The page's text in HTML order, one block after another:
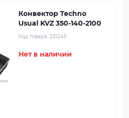
Конвектор Techno
Usual KVZ 350-140-2100
Код товара: 231245
Нет в наличии